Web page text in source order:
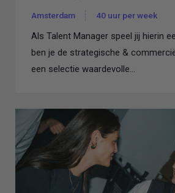
Amsterdam 40 uur per week
Als Talent Manager speel jij hierin
ben je de strategische &
een selectie waardevolle...